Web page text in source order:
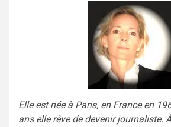
Elle est née à Paris, en France en
ans elle rêve de devenir journaliste.